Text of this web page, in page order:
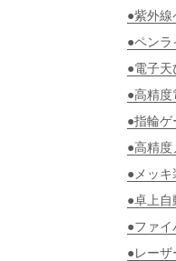
●紫外線
●ペンラ
●電子天
●高精度
●指輪ゲ
●高精
●メッキ
●卓上
●ファイ
●レーザ